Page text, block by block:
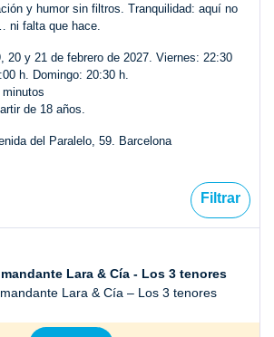
y humor sin filtros. Tranquilidad: aquí no
ni falta que hace.
20 y 21 de febrero de 2027. Viernes: 22:30
h. Domingo: 20:30 h.
minutos
de 18 años.
del Paralelo, 59. Barcelona
Filtrar
Lara & Cía - Los 3 tenores
Lara & Cía – Los 3 tenores